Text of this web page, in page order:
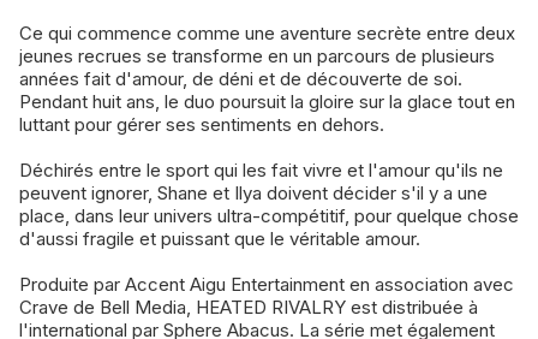
Ce qui commence comme une aventure secrète entre deux
jeunes recrues se transforme en un parcours de plusieurs
années fait d'amour, de déni et de découverte de soi.
Pendant huit ans, le duo poursuit la gloire sur la glace tout en
luttant pour gérer ses sentiments en dehors.
Déchirés entre le sport qui les fait vivre et l'amour qu'ils ne
peuvent ignorer, Shane et Ilya doivent décider s'il y a une
place, dans leur univers ultra-compétitif, pour quelque chose
d'aussi fragile et puissant que le véritable amour.
Produite par Accent Aigu Entertainment en association avec
Crave de Bell Media, HEATED RIVALRY est distribuée à
l'international par Sphere Abacus. La série met également